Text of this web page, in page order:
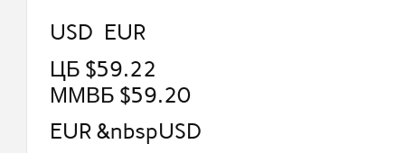
USD EUR
ЦБ $59.22
ММВБ $59.20
EUR &nbspUSD